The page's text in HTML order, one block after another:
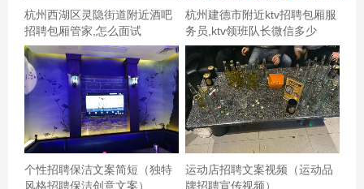
满意！,杭州翻台高的ktv招聘商务礼仪,一般在哪招聘 真的
是太超值了，感谢大众点评有这么实惠的套餐，38元整整
唱了5个多小时，还是周六哦，还有小吃，环境也很好，
赞！
杭州西湖区灵隐街道附近酒吧
招聘包厢管家,怎么面试
杭州建德市附近ktv招聘包厢服
务员,ktv领班队长微信多少
个性招聘保洁文案简短（独特
风格招聘保洁创意文案）
运动店招聘文案视频（运动品
牌招聘宣传视频）